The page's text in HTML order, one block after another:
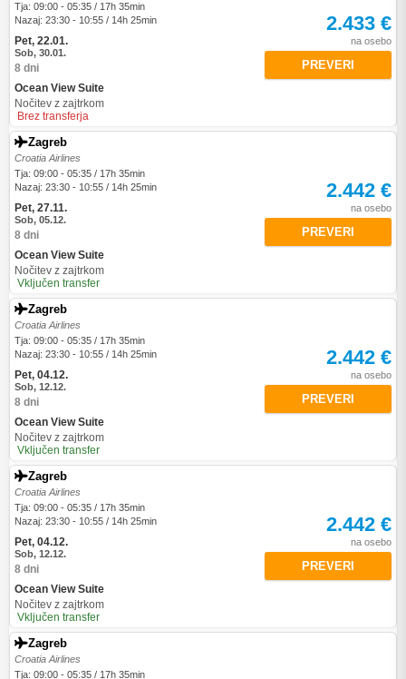
Tja: 09:00 - 05:35 / 17h 35min
Nazaj: 23:30 - 10:55 / 14h 25min
Pet, 22.01.
Sob, 30.01.
8 dni
Ocean View Suite
Nočitev z zajtrkom
Brez transferja
2.433 €
na osebo
PREVERI
Zagreb
Croatia Airlines
Tja: 09:00 - 05:35 / 17h 35min
Nazaj: 23:30 - 10:55 / 14h 25min
Pet, 27.11.
Sob, 05.12.
8 dni
Ocean View Suite
Nočitev z zajtrkom
Vključen transfer
2.442 €
na osebo
PREVERI
Zagreb
Croatia Airlines
Tja: 09:00 - 05:35 / 17h 35min
Nazaj: 23:30 - 10:55 / 14h 25min
Pet, 04.12.
Sob, 12.12.
8 dni
Ocean View Suite
Nočitev z zajtrkom
Vključen transfer
2.442 €
na osebo
PREVERI
Zagreb
Croatia Airlines
Tja: 09:00 - 05:35 / 17h 35min
Nazaj: 23:30 - 10:55 / 14h 25min
Pet, 04.12.
Sob, 12.12.
8 dni
Ocean View Suite
Nočitev z zajtrkom
Vključen transfer
2.442 €
na osebo
PREVERI
Zagreb
Croatia Airlines
Tja: 09:00 - 05:35 / 17h 35min